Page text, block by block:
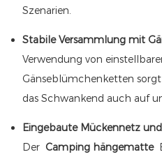
Szenarien.
Stabile Versammlung mit
Verwendung von
Gänseblümchenketten
das Schwankend auch auf
Eingebaute Mückennetz
Der Camping hängematte